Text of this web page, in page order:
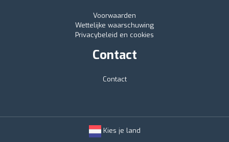
Voorwaarden
Wettelijke waarschuwing
Privacybeleid en cookies
Contact
Contact
Kies je land